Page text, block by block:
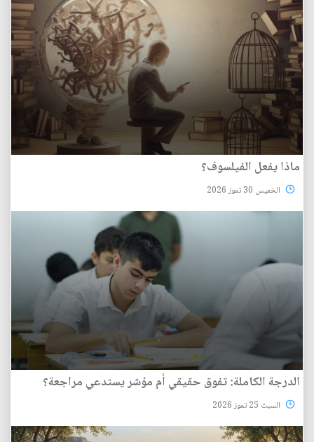
ماذا يفعل الفيلسوف؟
الخميس 30 تموز 2026
الدرجة الكاملة: تفوق حقيقي أم مؤشر يستدعي مراجعة؟
السبت 25 تموز 2026